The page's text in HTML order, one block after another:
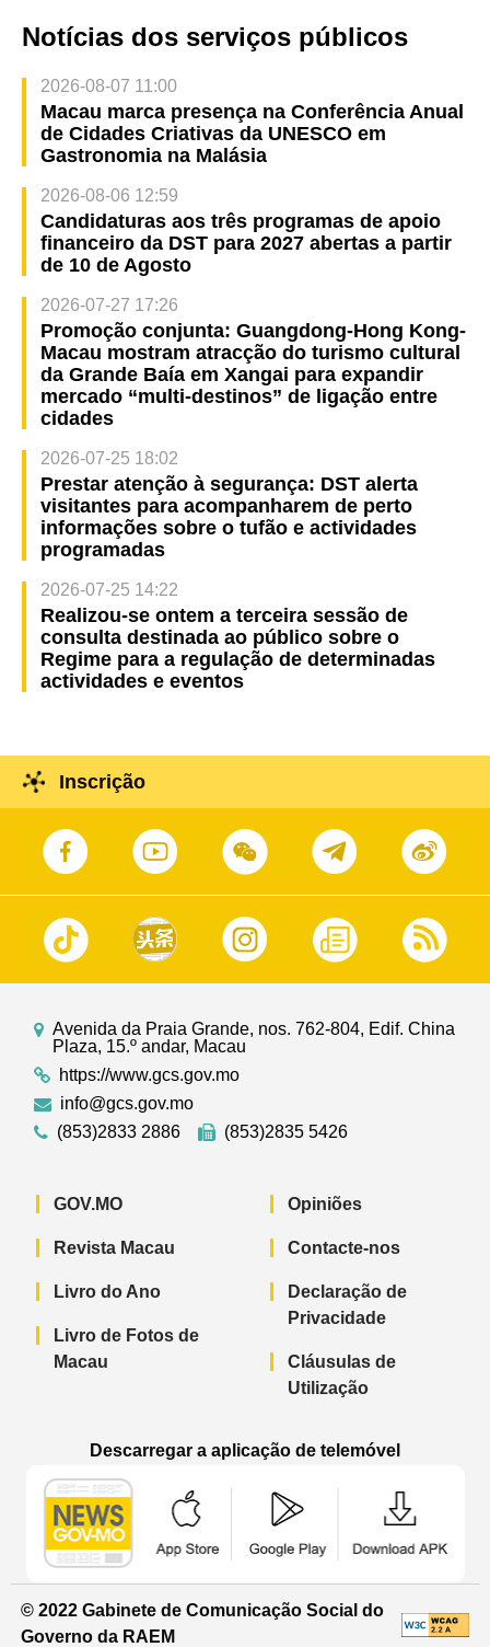
Notícias dos serviços públicos
2026-08-07 11:00
Macau marca presença na Conferência Anual
de Cidades Criativas da UNESCO em
Gastronomia na Malásia
2026-08-06 12:59
Candidaturas aos três programas de apoio
financeiro da DST para 2027 abertas a partir
de 10 de Agosto
2026-07-27 17:26
Promoção conjunta: Guangdong-Hong Kong-
Macau mostram atracção do turismo cultural
da Grande Baía em Xangai para expandir
mercado “multi-destinos” de ligação entre
cidades
2026-07-25 18:02
Prestar atenção à segurança: DST alerta
visitantes para acompanharem de perto
informações sobre o tufão e actividades
programadas
2026-07-25 14:22
Realizou-se ontem a terceira sessão de
consulta destinada ao público sobre o
Regime para a regulação de determinadas
actividades e eventos
Inscrição
Avenida da Praia Grande, nos. 762-804, Edif. China
Plaza, 15.º andar, Macau
https://www.gcs.gov.mo
info@gcs.gov.mo
(853)2833 2886
(853)2835 5426
GOV.MO
Revista Macau
Livro do Ano
Livro de Fotos de
Macau
Opiniões
Contacte-nos
Declaração de
Privacidade
Cláusulas de
Utilização
Descarregar a aplicação de telemóvel
© 2022 Gabinete de Comunicação Social do
Governo da RAEM